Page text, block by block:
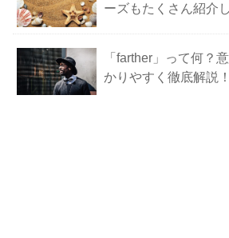
ーズもたくさん紹介
「farther」って何？
かりやすく徹底解説！